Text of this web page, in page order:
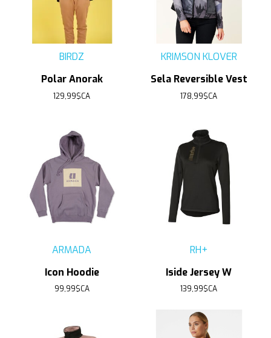
BIRDZ
Polar Anorak
129,99$CA
KRIMSON KLOVER
Sela Reversible Vest
178,99$CA
ARMADA
Icon Hoodie
99,99$CA
RH+
Iside Jersey W
139,99$CA